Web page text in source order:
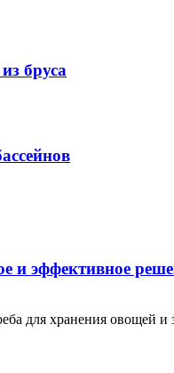
бруса
и эффективное
для хранения овощей